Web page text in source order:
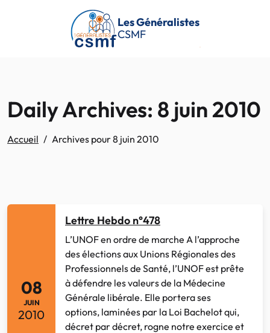
Passer au contenu principal
Les Généralistes
CSMF
Daily Archives: 8 juin 2010
Accueil Archives pour 8 juin 2010
08
JUIN
2010
Lettre Hebdo n°478
L’UNOF en ordre de marche A l’approche
des élections aux Unions Régionales des
Professionnels de Santé, l’UNOF est prête
à défendre les valeurs de la Médecine
Générale libérale. Elle portera ses
options, laminées par la Loi Bachelot qui,
décret par décret, rogne notre exercice et